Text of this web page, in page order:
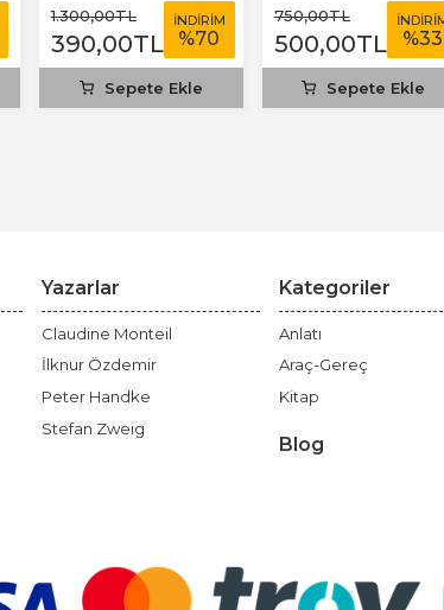
1.300,00TL
390,00TL
İNDİRİM
%70
Sepete Ekle
750,00TL
500,00TL %33
Sepete Ekle
Yazarlar
Claudine Monteil
İlknur Özdemir
Peter Handke
Stefan Zweig
Kategoriler
Anlatı
Araç-Gereç
Kitap
Blog